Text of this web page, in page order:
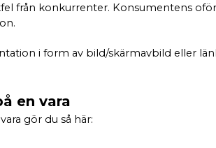
från konkurrenter. Konsumentens
i form av bild/skärmavbild eller
en vara
gör du så här: